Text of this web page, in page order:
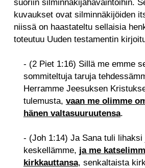
kuvaukset ovat silminnäkijöiden
niissä on haastateltu sellaisia
toteutuu Uuden testamentin
- (2 Piet 1:16) Sillä me emme
sommiteltuja taruja
Herramme Jeesuksen
tulemusta, vaan me olimme
hänen valtasuuruutensa.
- (Joh 1:14) Ja Sana tuli lihaksi
keskellämme, ja me
kirkkauttansa, senkaltaista